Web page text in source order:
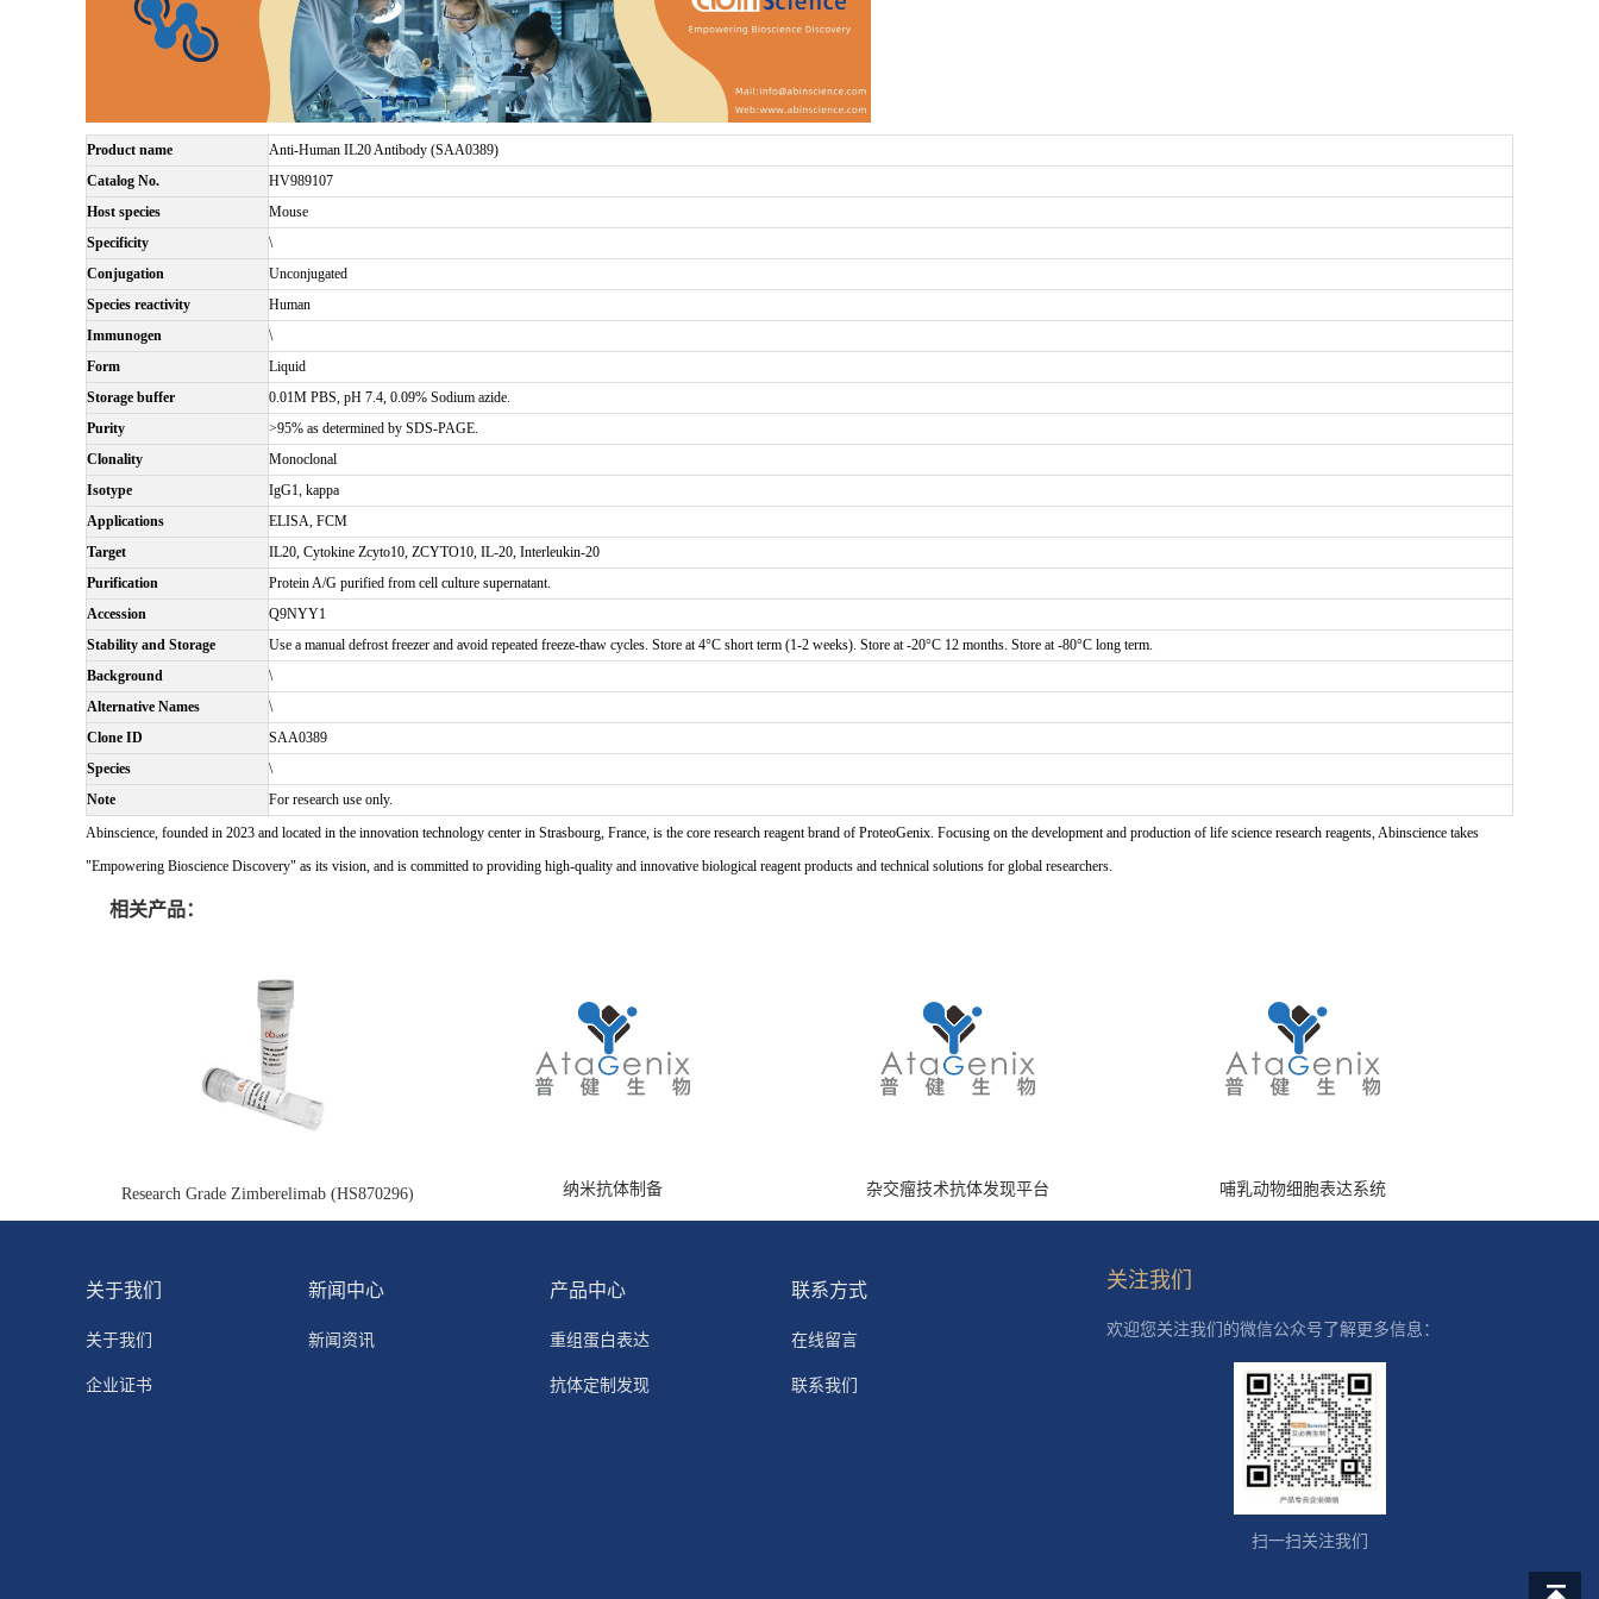
Product name
Anti-Human IL20 Antibody (SAA0389)
Catalog No.
HV989107
Host species
Mouse
Specificity
\
Conjugation
Unconjugated
Species reactivity
Human
Immunogen
\
Form
Liquid
Storage buffer
0.01M PBS, pH 7.4, 0.09% Sodium azide.
Purity
>95% as determined by SDS-PAGE.
Clonality
Monoclonal
Isotype
IgG1, kappa
Applications
ELISA, FCM
Target
IL20, Cytokine Zcyto10, ZCYTO10, IL-20, Interleukin-20
Purification
Protein A/G purified from cell culture supernatant.
Accession
Q9NYY1
Stability and Storage
Use a manual defrost freezer and avoid repeated freeze-thaw cycles. Store at 4°C short term (1-2 weeks). Store at -20°C 12 months. Store at -80°C long term.
Background
\
Alternative Names
\
Clone ID
SAA0389
Species
\
Note
For research use only.
Abinscience, founded in 2023 and located in the innovation technology center in Strasbourg, France, is the core research reagent brand of ProteoGenix. Focusing on the development and production of life science research reagents, Abinscience takes
"Empowering Bioscience Discovery" as its vision, and is committed to providing high-quality and innovative biological reagent products and technical solutions for global researchers.
相关产品：
Research Grade Zimberelimab (HS870296) 纳米抗体制备 杂交瘤技术抗体发现平台 哺乳动物细胞表达系统
关于我们
关于我们
企业证书
新闻中心
新闻资讯
产品中心
重组蛋白表达
抗体定制发现
联系方式
在线留言
联系我们
关注我们
欢迎您关注我们的微信公众号了解更多信息：
扫一扫关注我们